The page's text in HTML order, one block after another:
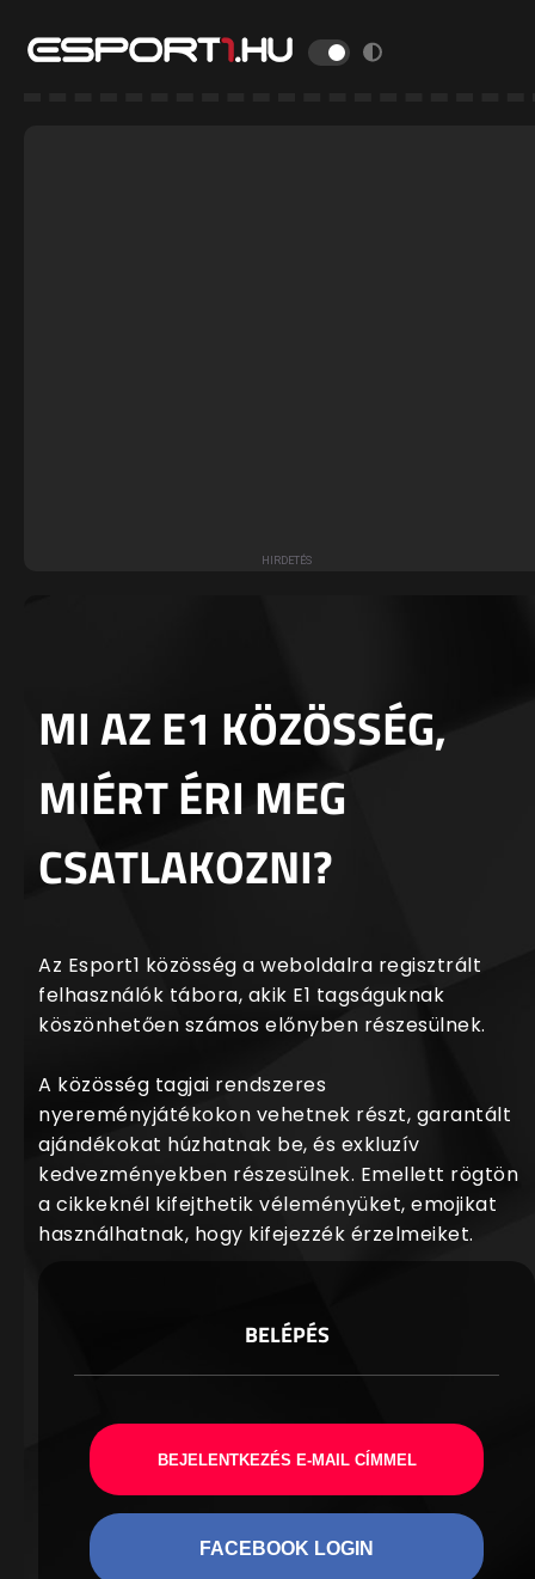
MI AZ E1 KÖZÖSSÉG,
MIÉRT ÉRI MEG
CSATLAKOZNI?
Az Esport1 közösség a weboldalra regisztrált
felhasználók tábora, akik E1 tagságuknak
köszönhetően számos előnyben részesülnek.
A közösség tagjai rendszeres
nyereményjátékokon vehetnek részt, garantált
ajándékokat húzhatnak be, és exkluzív
kedvezményekben részesülnek. Emellett rögtön
a cikkeknél kifejthetik véleményüket, emojikat
használhatnak, hogy kifejezzék érzelmeiket.
BELÉPÉS
BEJELENTKEZÉS E-MAIL CÍMMEL
FACEBOOK LOGIN